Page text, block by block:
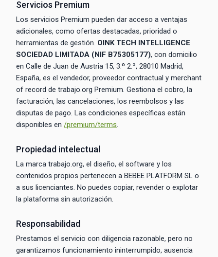
Servicios Premium
Los servicios Premium pueden dar acceso a ventajas
adicionales, como ofertas destacadas, prioridad o
herramientas de gestión. OINK TECH INTELLIGENCE
SOCIEDAD LIMITADA (NIF B75305177), con domicilio
en Calle de Juan de Austria 15, 3.º 2.ª, 28010 Madrid,
España, es el vendedor, proveedor contractual y merchant
of record de trabajo.org Premium. Gestiona el cobro, la
facturación, las cancelaciones, los reembolsos y las
disputas de pago. Las condiciones específicas están
disponibles en /premium/terms.
Propiedad intelectual
La marca trabajo.org, el diseño, el software y los
contenidos propios pertenecen a BEBEE PLATFORM SL o
a sus licenciantes. No puedes copiar, revender o explotar
la plataforma sin autorización.
Responsabilidad
Prestamos el servicio con diligencia razonable, pero no
garantizamos funcionamiento ininterrumpido, ausencia